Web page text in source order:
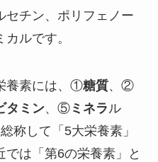
セチン、ポリフェノー
ルです。
養素には、①糖質、②
タミン、⑤ミネラル
称して「5大栄養素」
では「第6の栄養素」と